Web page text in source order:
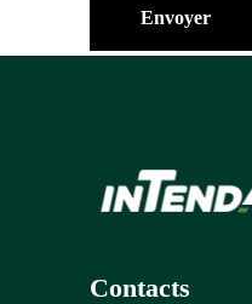
Envoyer
Contacts